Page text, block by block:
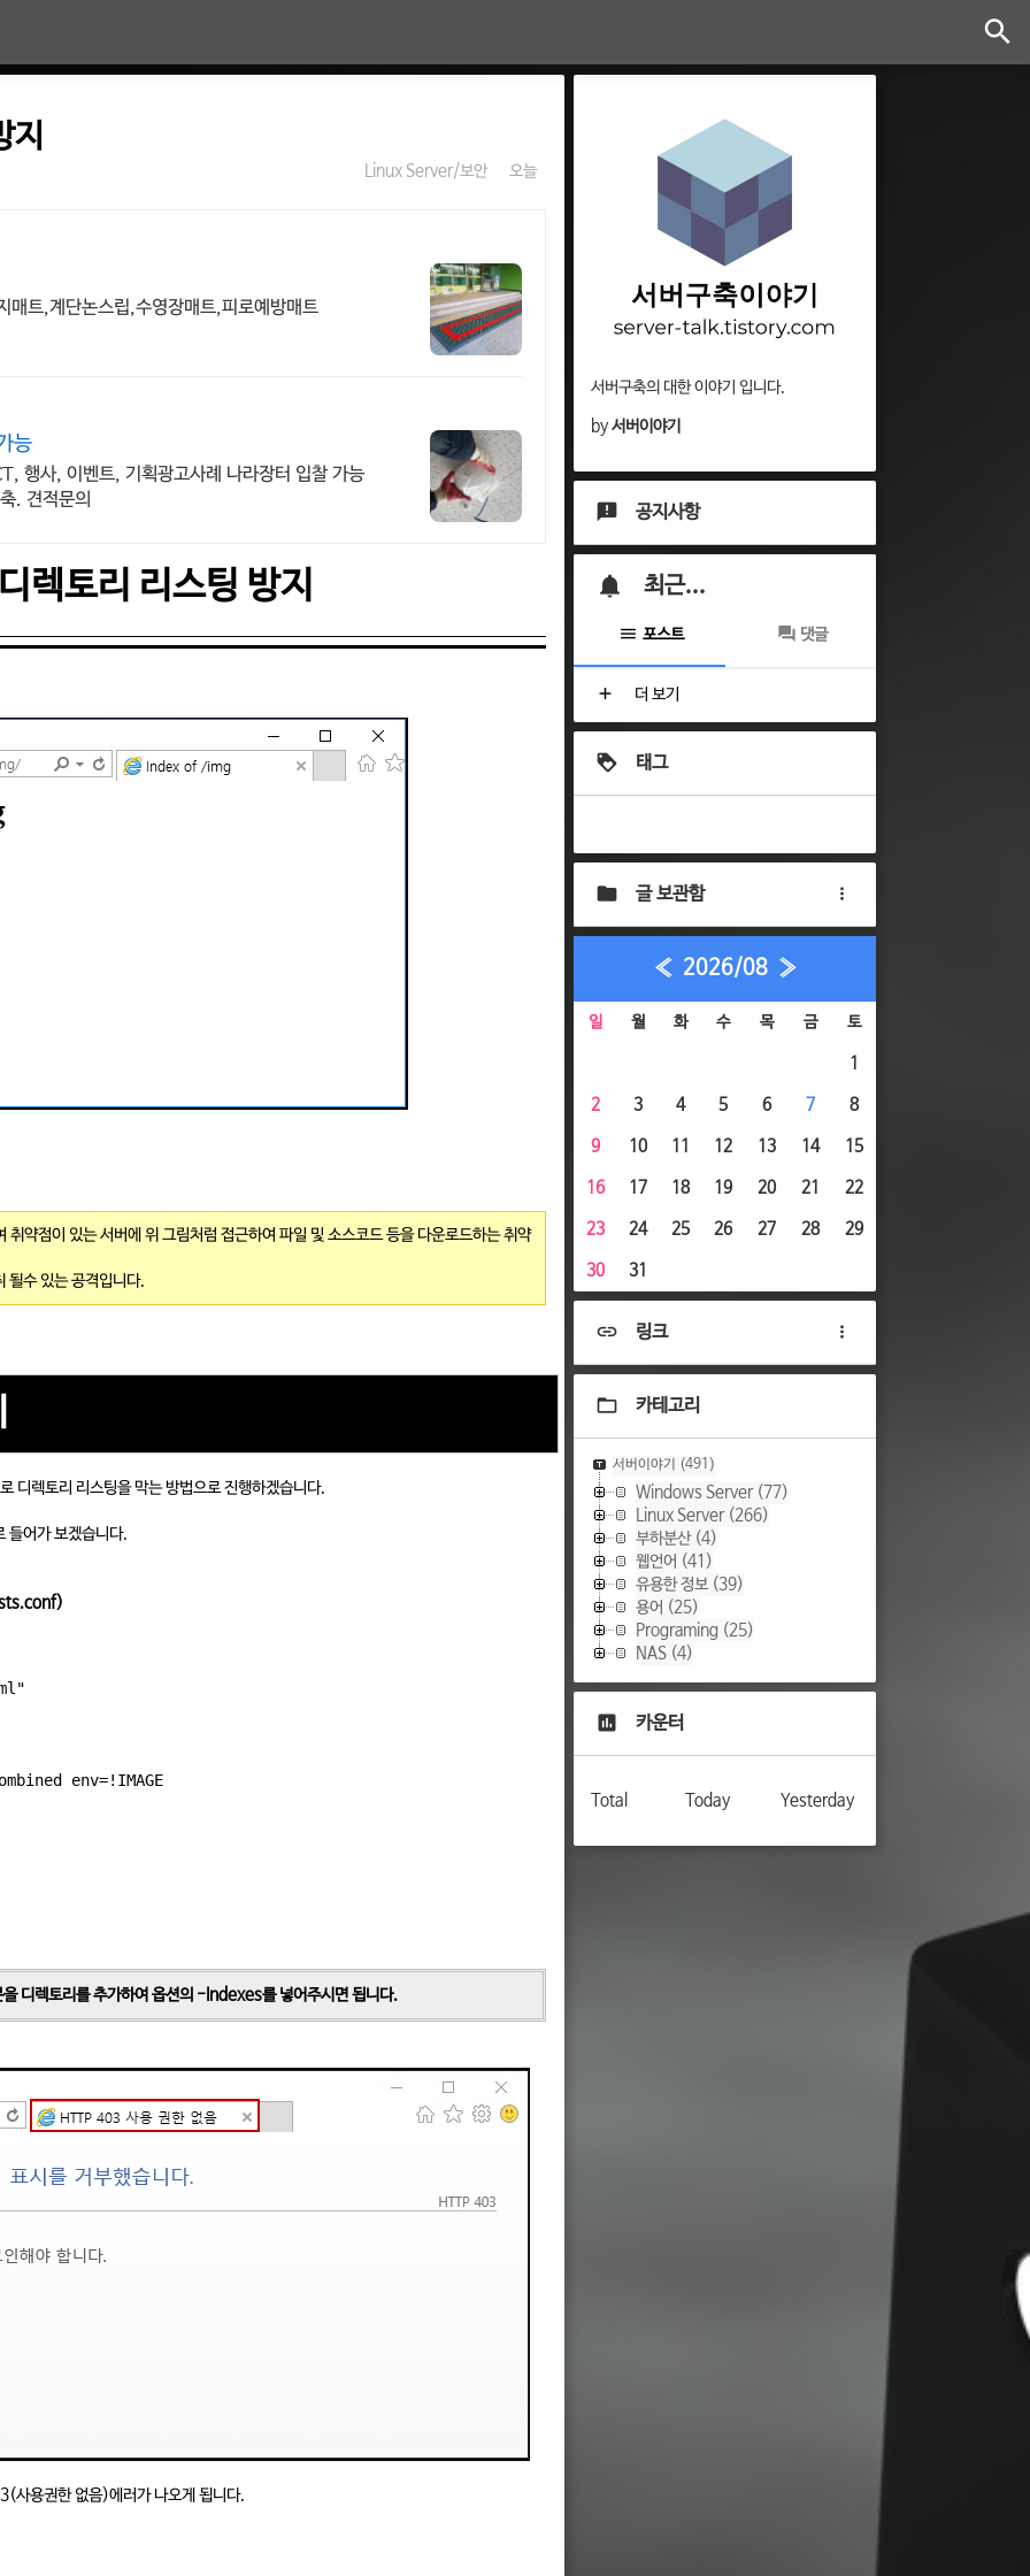
지
Linux Server/보안 오늘
매트,계단논스립,수영장매트,피로예방매트
능
행사, 이벤트, 기획광고사례 나라장터 입찰 가능
. 견적문의
렉토리 리스팅 방지
약점이 있는 서버에 위 그림처럼 접근하여 파일 및 소스코드 등을 다운로드하는 취약
될수 있는 공격입니다.
디렉토리 리스팅을 막는 방법으로 진행하겠습니다.
들어가 보겠습니다.
env=!IMAGE
디렉토리를 추가하여 옵션의 -Indexes를 넣어주시면 됩니다.
사용권한 없음)에러가 나오게 됩니다.
서버구축의 대한 이야기 입니다.
by서버이야기
공지사항
최근...
포스트 댓글
더 보기
태그
글 보관함
« 2026/08 »
일 월 화 수 목 금 토
1
2 3 4 5 6 7 8
9 10 11 12 13 14 15
16 17 18 19 20 21 22
23 24 25 26 27 28 29
30 31
링크
카테고리
서버이야기 (491)
Windows Server(77)
Linux Server(266)
부하분산(4)
웹언어 (41)
유용한 정보(39)
용어 (25)
Programing (25)
NAS (4)
카운터
Total Today Yesterday